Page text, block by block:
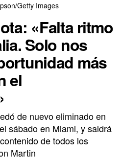
Getty Images
«Falta ritmo
Solo nos
más
el
de nuevo eliminado en
sábado en Miami, y saldrá
de todos los
Martin